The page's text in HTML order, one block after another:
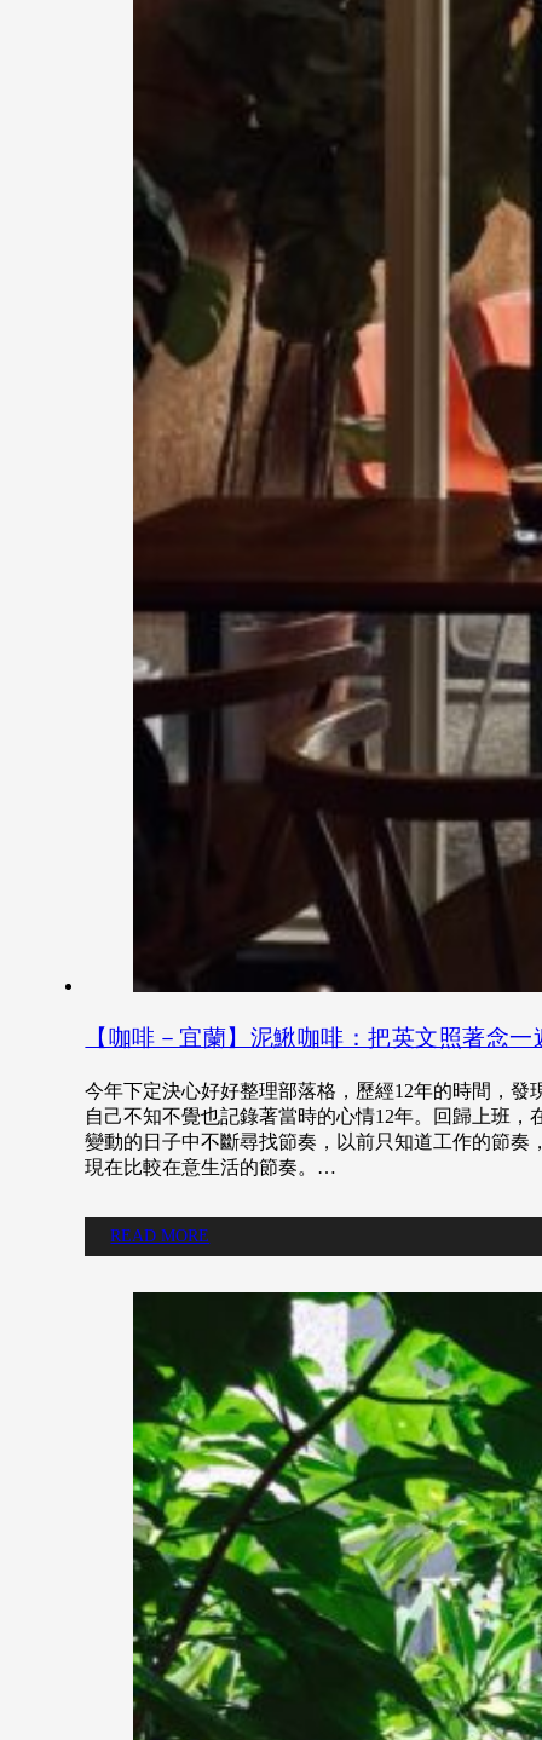
【咖啡－宜蘭】泥鰍咖啡：把英文照著念一
今年下定決心好好整理部落格，歷經12年的時間，發
自己不知不覺也記錄著當時的心情12年。回歸上班，
變動的日子中不斷尋找節奏，以前只知道工作的節奏
現在比較在意生活的節奏。…
READ MORE